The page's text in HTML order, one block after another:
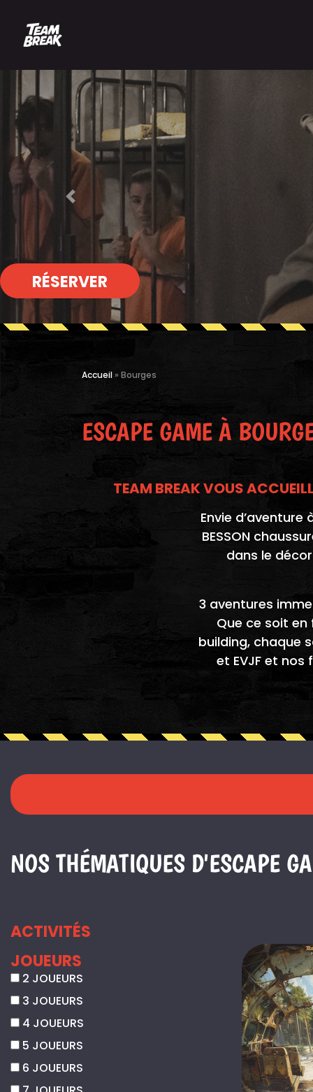
Previous
RÉSERVER
Accueil» Bourges
ESCAPE GAME À
TEAM BREAK VOUS
Envie d’aventure
BESSON
dans le
3 aventures
Que ce soit en
building, chaque
et EVJF et nos
NOS THÉMATIQUES D'ESCAPE
ACTIVITÉS
JOUEURS
2 JOUEURS
3 JOUEURS
4 JOUEURS
5 JOUEURS
6 JOUEURS